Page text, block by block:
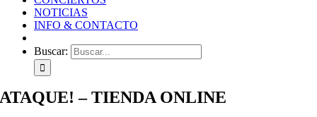
NOTICIAS
INFO & CONTACTO
Buscar:
ATAQUE! – TIENDA ONLINE